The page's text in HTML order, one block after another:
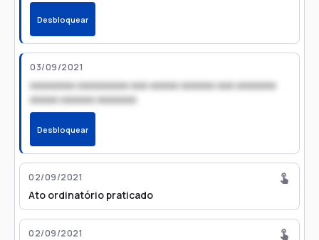
Desbloquear
03/09/2021
xxxxxxxx xxxxxxxxx xxx xxxxx xxxxxx xxx xxxxxxx
xxxxx xxxxxx xxxxxxx
Desbloquear
02/09/2021
Ato ordinatório praticado
02/09/2021